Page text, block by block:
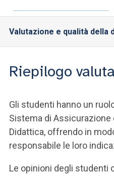
Valutazione e qualità della
Riepilogo
Gli studenti hanno un
Sistema di Assicurazione
Didattica, offrendo in
responsabile le loro
Le opinioni degli studenti